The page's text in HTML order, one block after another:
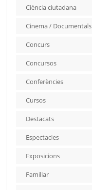
Ciència ciutadana
Cinema / Documentals
Concurs
Concursos
Conferències
Cursos
Destacats
Espectacles
Exposicions
Familiar